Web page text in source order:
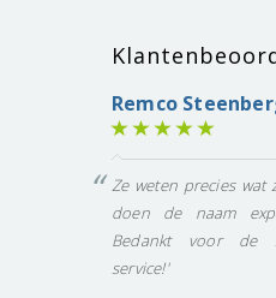
Remco
Ze weten precies wat
doen de naam
Bedankt voor de
service!'